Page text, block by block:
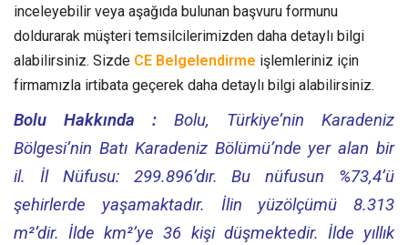
inceleyebilir veya aşağıda bulunan başvuru formunu
doldurarak müşteri temsilcilerimizden daha detaylı bilgi
alabilirsiniz. Sizde CE Belgelendirme işlemleriniz için
firmamızla irtibata geçerek daha detaylı bilgi alabilirsiniz.
Bolu Hakkında : Bolu, Türkiye’nin Karadeniz
Bölgesi’nin Batı Karadeniz Bölümü’nde yer alan bir
il. İl Nüfusu: 299.896’dır. Bu nüfusun %73,4’ü
şehirlerde yaşamaktadır. İlin yüzölçümü 8.313
m²’dir. İlde km²’ye 36 kişi düşmektedir. İlde yıllık